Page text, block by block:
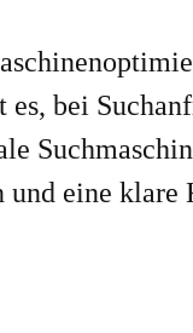
bei
eine klare